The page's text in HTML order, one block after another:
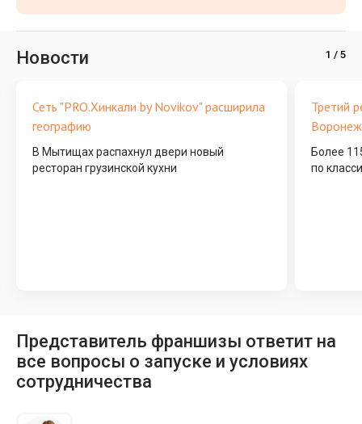
Новости
Сеть "PRO.Хинкали by Novikov" расширила
географию
В Мытищах распахнул двери новый
ресторан грузинской кухни
Третий
Более
по
Представитель франшизы ответит на
все вопросы о запуске и условиях
сотрудничества